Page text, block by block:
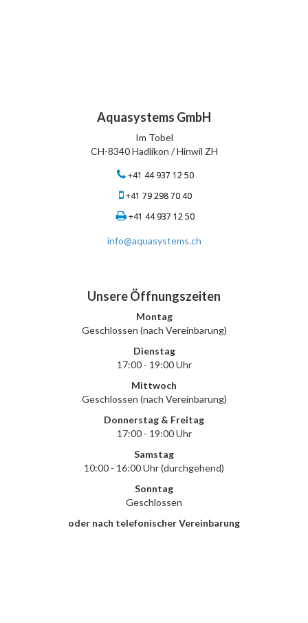
Aquasystems GmbH
Im Tobel
CH-8340 Hadlikon / Hinwil ZH
+41 44 937 12 50
+41 79 298 70 40
+41 44 937 12 50
info@aquasystems.ch
Unsere Öffnungszeiten
Montag
Geschlossen (nach Vereinbarung)
Dienstag
17:00 - 19:00 Uhr
Mittwoch
Geschlossen (nach Vereinbarung)
Donnerstag & Freitag
17:00 - 19:00 Uhr
Samstag
10:00 - 16:00 Uhr (durchgehend)
Sonntag
Geschlossen
oder nach telefonischer Vereinbarung